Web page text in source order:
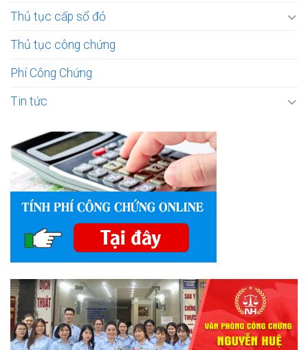
Thủ tục cấp sổ đỏ
Thủ tục công chứng
Phí Công Chứng
Tin tức